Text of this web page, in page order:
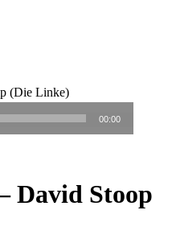
(Die Linke)
00:00
David Stoop